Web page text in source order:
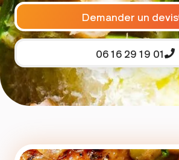
Demander un devis
06 16 29 19 01